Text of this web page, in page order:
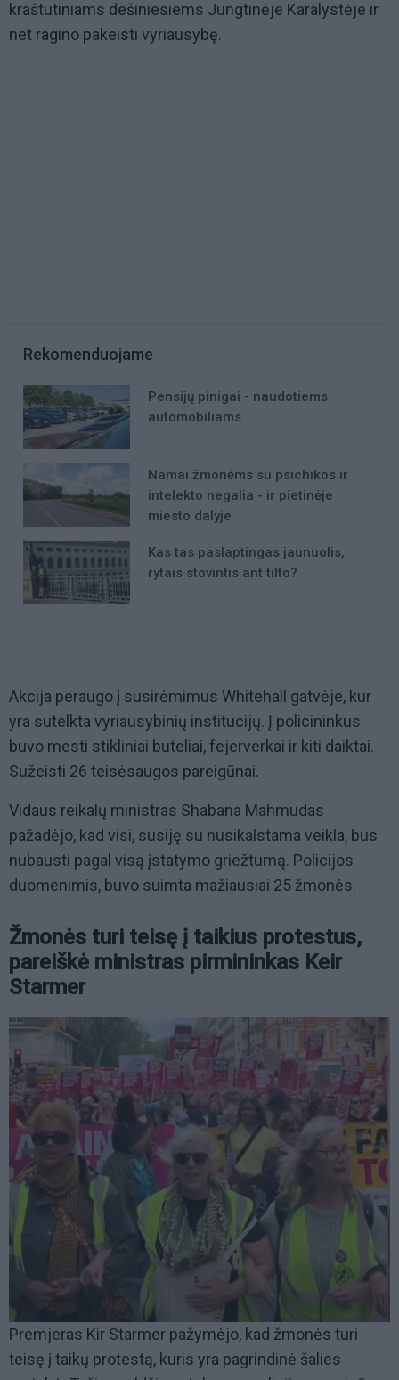
kraštutiniams dešiniesiems Jungtinėje Karalystėje ir
net ragino pakeisti vyriausybę.
Rekomenduojame
Pensijų pinigai - naudotiems
automobiliams
Namai žmonėms su psichikos ir
intelekto negalia - ir pietinėje
miesto dalyje
Kas tas paslaptingas jaunuolis,
rytais stovintis ant tilto?
Akcija peraugo į susirėmimus Whitehall gatvėje, kur
yra sutelkta vyriausybinių institucijų. Į policininkus
buvo mesti stikliniai buteliai, fejerverkai ir kiti daiktai.
Sužeisti 26 teisėsaugos pareigūnai.
Vidaus reikalų ministras Shabana Mahmudas
pažadėjo, kad visi, susiję su nusikalstama veikla, bus
nubausti pagal visą įstatymo griežtumą. Policijos
duomenimis, buvo suimta mažiausiai 25 žmonės.
Žmonės turi teisę į taikius protestus,
pareiškė ministras pirmininkas Keir
Starmer
Premjeras Kir Starmer pažymėjo, kad žmonės turi
teisę į taikų protestą, kuris yra pagrindinė šalies